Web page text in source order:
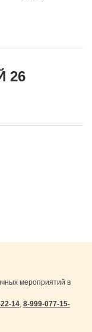
26
мероприятий в
14, 8-999-077-15-